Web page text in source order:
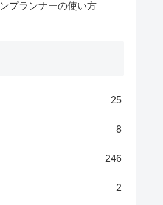
ンプランナーの使い方
25
8
246
2